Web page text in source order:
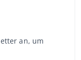
an, um